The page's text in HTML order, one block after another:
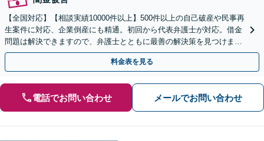
【全国対応】【相談実績10000件以上】500件以上の自己破産や民事再
生案件に対応、企業倒産にも精通。初回から代表弁護士が対応。借金
問題は解決できますので、弁護士とともに最善の解決策を見つけまし
ょう【初回相談無料】【法テラス利用可】
料金表を見る
電話でお問い合わせ メールでお問い合わせ